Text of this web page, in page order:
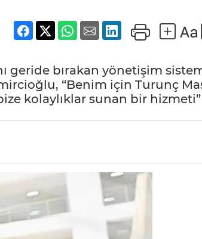
geride bırakan yönetişim
“Benim için Turunç
kolaylıklar sunan bir hizmeti”